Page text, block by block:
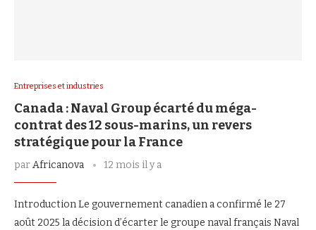
Entreprises et industries
Canada : Naval Group écarté du méga-
contrat des 12 sous-marins, un revers
stratégique pour la France
parAfricanova 12 mois il y a
Introduction Le gouvernement canadien a confirmé le 27
août 2025 la décision d’écarter le groupe naval français Naval